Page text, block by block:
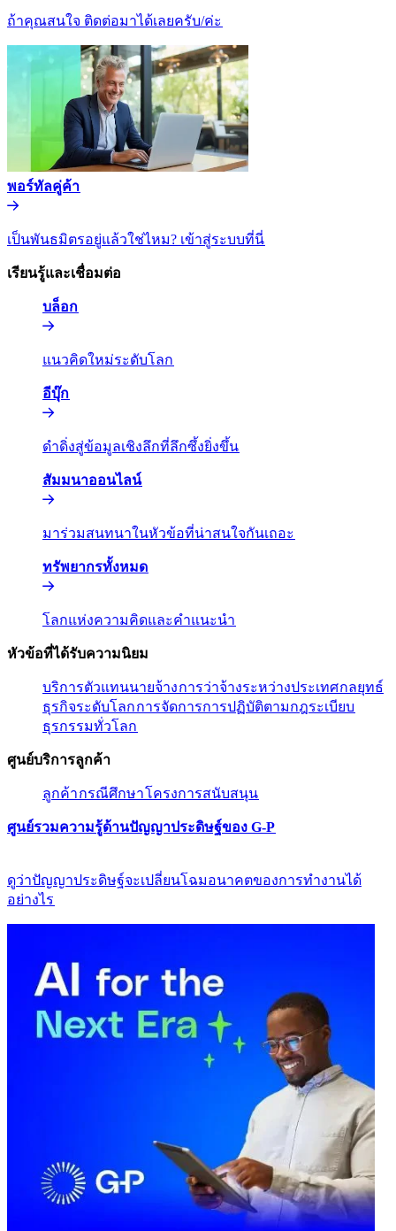
ถ้าคุณสนใจ ติดต่อมาได้เลยครับ/ค่ะ​​
พอร์ทัลคู่ค้า​​
เป็นพันธมิตรอยู่แล้วใช่ไหม? เข้าสู่ระบบที่นี่​​
เรียนรู้และเชื่อมต่อ​​
บล็อก​​
แนวคิดใหม่ระดับโลก​​
อีบุ๊ก​​
ดำดิ่งสู่ข้อมูลเชิงลึกที่ลึกซึ้งยิ่งขึ้น​​
สัมมนาออนไลน์​​
มาร่วมสนทนาในหัวข้อที่น่าสนใจกันเถอะ​​
ทรัพยากรทั้งหมด​​
โลกแห่งความคิดและคำแนะนำ​​
หัวข้อที่ได้รับความนิยม​​
บริการตัวแทนนายจ้าง​​การว่าจ้างระหว่างประเทศ​​กลยุทธ์
ธุรกิจระดับโลก​​การจัดการการปฏิบัติตามกฎระเบียบ​​
ธุรกรรมทั่วโลก​​
ศูนย์บริการลูกค้า​​
ลูกค้า​​กรณีศึกษา​​โครงการสนับสนุน​​
ศูนย์รวมความรู้ด้านปัญญาประดิษฐ์ของ G-P​​
ดูว่าปัญญาประดิษฐ์จะเปลี่ยนโฉมอนาคตของการทำงานได้
อย่างไร​​